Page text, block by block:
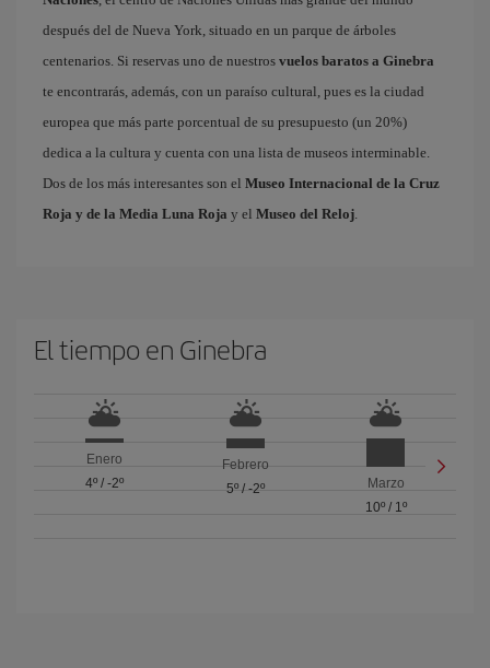
después del de Nueva York, situado en un parque de árboles
centenarios. Si reservas uno de nuestros vuelos baratos a Ginebra
te encontrarás, además, con un paraíso cultural, pues es la ciudad
europea que más parte porcentual de su presupuesto (un 20%)
dedica a la cultura y cuenta con una lista de museos interminable.
Dos de los más interesantes son el Museo Internacional de la Cruz
Roja y de la Media Luna Roja y el Museo del Reloj.
El tiempo en Ginebra
Enero
4º/ -2º
Febrero
5º/ -2º
Marzo
10º/ 1º